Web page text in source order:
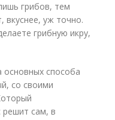
грибов, тем
вкуснее, уж точно.
грибную икру,
основных способа
со своими
решит сам, в